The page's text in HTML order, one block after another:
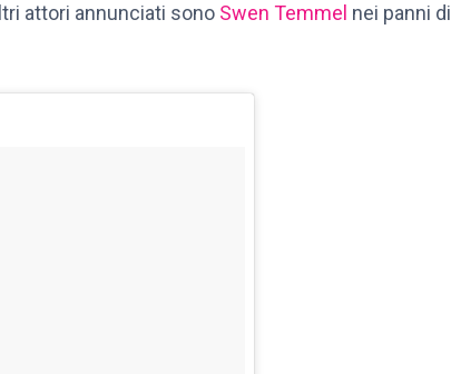
attori annunciati sono Swen Temmel nei panni di